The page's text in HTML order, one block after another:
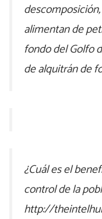
alimentan de
fondo del Golfo
de alquitrán de
¿Cuál es el
control de la
http://